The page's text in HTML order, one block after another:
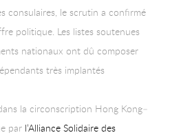
consulaires, le scrutin a confirmé
politique. Les listes soutenues
nationaux ont dû composer
très implantés
la circonscription Hong Kong–
parl’Alliance Solidaire des